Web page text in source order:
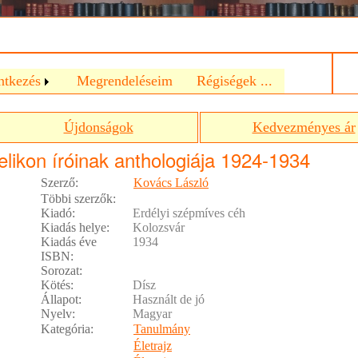
Megrendeléseim Régiségek ...
Újdonságok Kedvezményes ár
íróinak anthologiája 1924-1934
Szerző:
Kovács László
Többi szerzők:
Kiadó:
Erdélyi szépmíves céh
Kiadás helye:
Kolozsvár
Kiadás éve
1934
ISBN:
Sorozat:
Kötés:
Dísz
Állapot:
Használt de jó
Nyelv:
Magyar
Kategória:
Tanulmány
Életrajz